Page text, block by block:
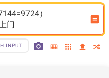
）
门
INPUT